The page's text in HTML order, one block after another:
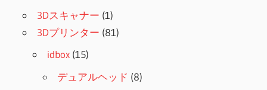
3Dスキャナー (1)
3Dプリンター (81)
idbox (15)
デュアルヘッド (8)